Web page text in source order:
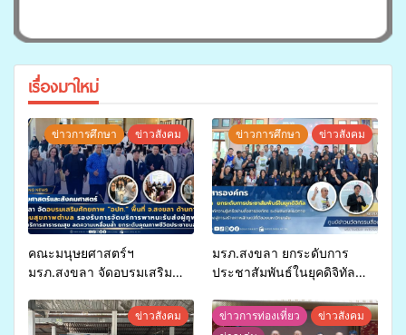
เรื่องมาใหม่
ข่าวการศึกษา ข่าวสังคม
คณะมนุษยศาสตร์ฯ
มรภ.สงขลา จัดอบรมเสริม
จ่ายงบกองทุนสุขภาพตำบล
รองรับการจัดบริการพาหนะรับ
ข่าวการศึกษา ข่าวสังคม
มรภ.สงขลา ยกระดับการ
ประชาสัมพันธ์ในยุคดิจิทัล
ข่ายสื่อสารองค์กร ระดมสมอง
วางแนวทางการทำงาน ปูทาง
ข่าวสังคม ข่าวการท่องเที่ยว
ข่าวสังคม